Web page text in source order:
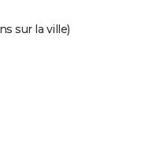
sur la ville)